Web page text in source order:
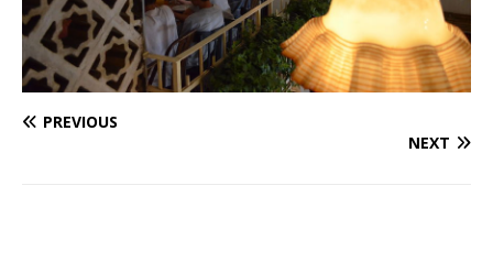
PREVIOUS
NEXT